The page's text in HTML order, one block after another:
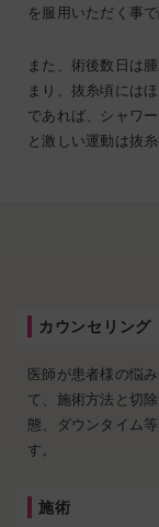
を服用いただく事
また、術後数日は
まり、抜糸頃には
であれば、シャワ
と激しい運動は抜
カウンセリング
医師が患者様の悩
て、施術方法と切
態、ダウンタイム
す。
施術